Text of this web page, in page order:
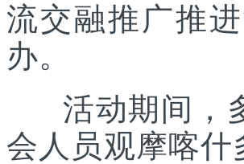
流交融推广推
办。
活动期间，多
会人员观摩喀